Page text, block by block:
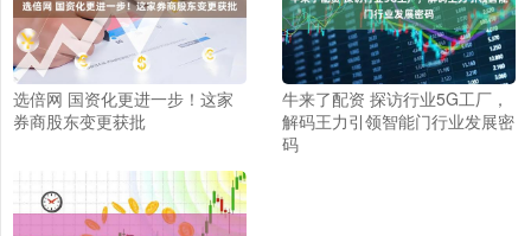
选倍网 国资化更进一步！这家
券商股东变更获批
牛来了配资 探访行业5G工厂，
解码王力引领智能门行业发展密
码